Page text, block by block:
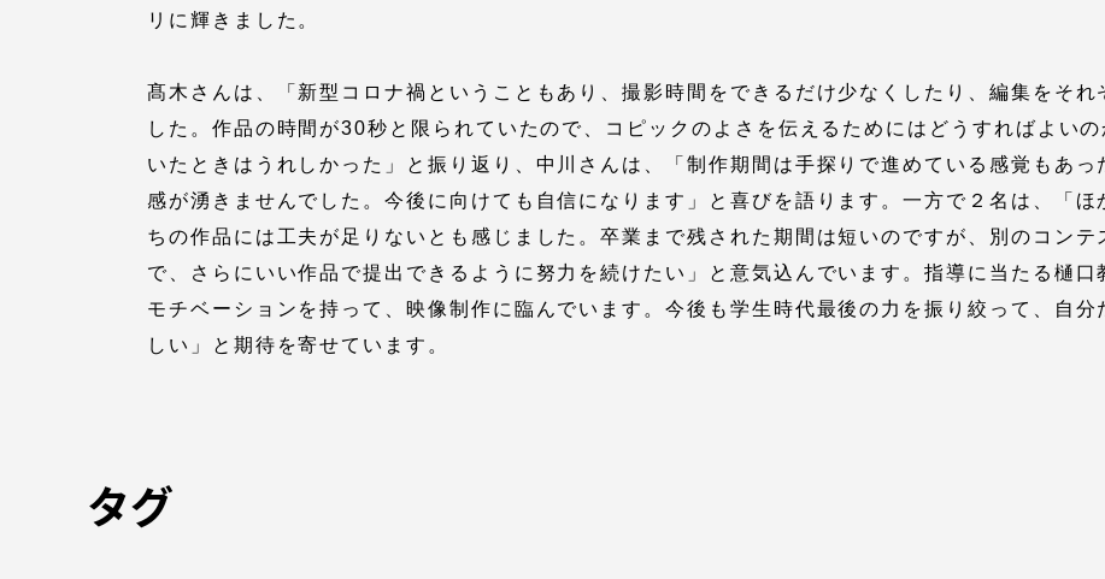
リに輝きました。
髙木さんは、「新型コロナ禍ということもあり、撮影時間をできるだけ少なくしたり、編集をそれ
した。作品の時間が30秒と限られていたので、コピックのよさを伝えるためにはどうすればよい
いたときはうれしかった」と振り返り、中川さんは、「制作期間は手探りで進めている感覚もあ
感が湧きませんでした。今後に向けても自信になります」と喜びを語ります。一方で２名は、「
ちの作品には工夫が足りないとも感じました。卒業まで残された期間は短いのですが、別のコン
で、さらにいい作品で提出できるように努力を続けたい」と意気込んでいます。指導に当たる樋
モチベーションを持って、映像制作に臨んでいます。今後も学生時代最後の力を振り絞って、自
しい」と期待を寄せています。
タグ
品川キャンパス 湘南キャンパス 伊勢原キャンパス
阿蘇くまもと
臨空キャンパス
札幌キャンパス
TOKAIスポーツ